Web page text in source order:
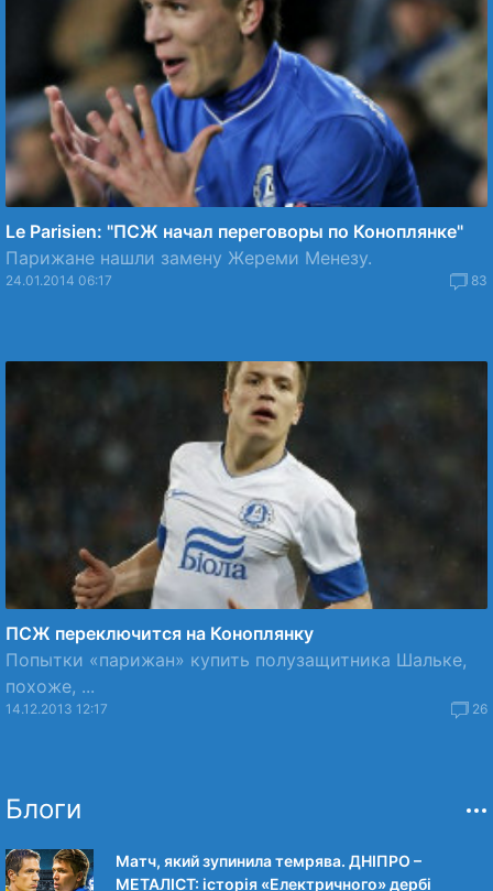
Le Parisien: "ПСЖ начал переговоры по Коноплянке"
Парижане нашли замену Жереми Менезу.
24.01.2014 06:17 83
ПСЖ переключится на Коноплянку
Попытки «парижан» купить полузащитника Шальке,
похоже, ...
14.12.2013 12:17 26
Блоги
Матч, який зупинила темрява. ДНІПРО –
МЕТАЛІСТ: історія «Електричного» дербі